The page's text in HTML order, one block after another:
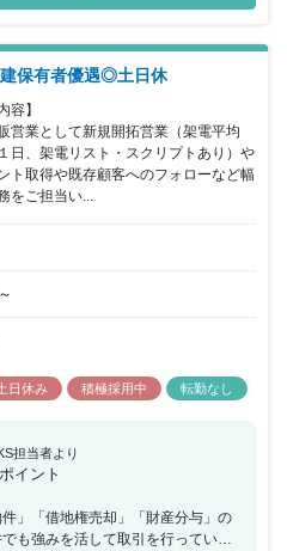
加させている、事業目線で仕事し
組織にする予定です。1人で営業活
も交えたMTGを行う等、仕入
が複雑化するほど、問題や課題が
その「グレー」な部分を許しませ
に向き合うスタンスです。 （2）
ームで会社全体で一つの案件に取
（3）インセンティブ 基本的にイ
数字に縛られすぎない環境こそが
にし、安定した生活を実現可能に
しています。
保有者優遇◎土日休
容】
営業として新規開拓営業（架電平均
日、架電リスト・スクリプトあり）や
ト取得や既存顧客へのフォローなど幅
をご担当い...
～
日休み 積極採用中 転勤なし
担当者より
イント
」「借地権売却」「財産分与」の
も強みを活して取引を行っていま